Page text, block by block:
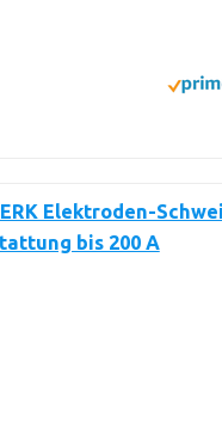
Elektroden-
bis 200 A